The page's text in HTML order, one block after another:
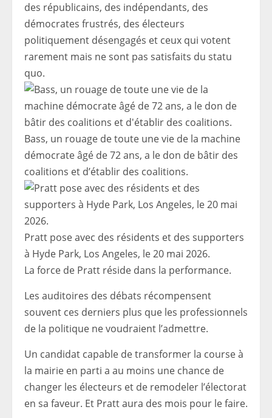
des républicains, des indépendants, des
démocrates frustrés, des électeurs
politiquement désengagés et ceux qui votent
rarement mais ne sont pas satisfaits du statu
quo.
Bass, un rouage de toute une vie de la machine
démocrate âgé de 72 ans, a le don de bâtir des
coalitions et d’établir des coalitions.
Pratt pose avec des résidents et des supporters
à Hyde Park, Los Angeles, le 20 mai 2026.
La force de Pratt réside dans la performance.
Les auditoires des débats récompensent
souvent ces derniers plus que les professionnels
de la politique ne voudraient l’admettre.
Un candidat capable de transformer la course à
la mairie en parti a au moins une chance de
changer les électeurs et de remodeler l’électorat
en sa faveur. Et Pratt aura des mois pour le faire.